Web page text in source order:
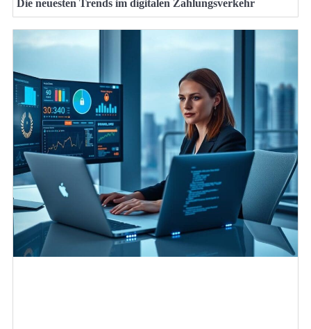
Die neuesten Trends im digitalen Zahlungsverkehr